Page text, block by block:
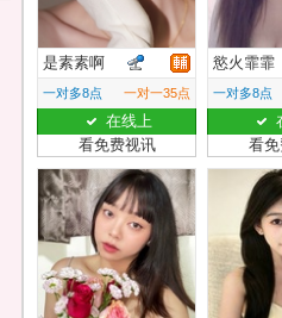
是素素啊
一对多8点 一对一35点
在线上
看免费视讯
慾火霏霏
一对多8点
看